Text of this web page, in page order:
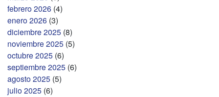
febrero 2026 (4)
enero 2026 (3)
diciembre 2025 (8)
noviembre 2025 (5)
octubre 2025 (6)
septiembre 2025 (6)
agosto 2025 (5)
julio 2025 (6)